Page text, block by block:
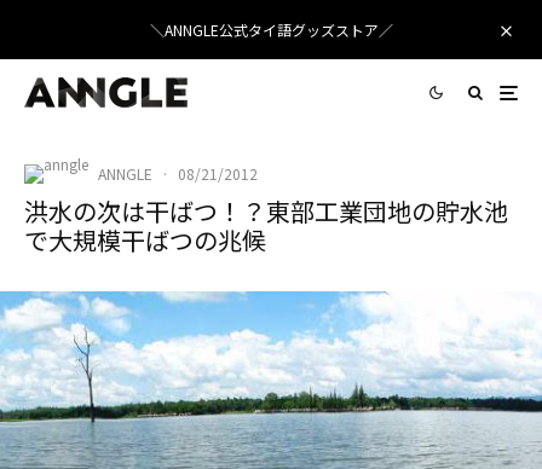
＼ANNGLE公式タイ語グッズストア／
ANNGLE · 08/21/2012
洪水の次は干ばつ！？東部工業団地の貯水池
で大規模干ばつの兆候